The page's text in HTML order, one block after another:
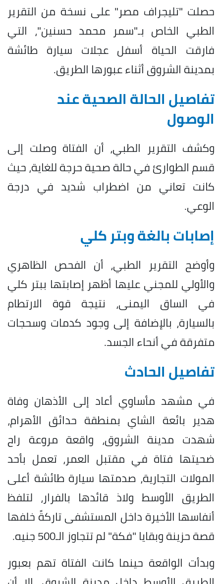
حصلت "تليجراف مصر" على نسخة من التقرير
الطبي الخاص بـ"سمر محمد حسنين"، التي
فارقت الحياة أسفل عجلات سيارة طائشة
بمدينة الشروق أثناء عبورها الطريق.
تفاصيل الحالة الصحية عند
الوصول
وكشف التقرير الطبي، أن الفتاة وصلت إلى
قسم الطوارئ في حالة صحية حرجة للغاية، حيث
كانت تعاني من اضطراب شديد في درجة
الوعي.
إصابات بالغة وبتر كلي
وأوضح التقرير الطبي، أن الفحص الظاهري
والأولي للمجني عليها أظهر إصابتها ببتر كلي
في الساق اليمنى، نتيجة قوة الارتطام
بالسيارة، بالإضافة إلى وجود كدمات وسحجات
متفرقة في أنحاء الجسد.
تفاصيل الحادث
في مشهد مأساوي أعاد إلى الأذهان وفاة
هدير بائعة الشاي بمنطقة حدائق الأهرام،
شهدت مدينة الشروق، واقعة مروعة راح
ضحيتها فتاة في مقتبل العمر، تعمل بأحد
المولات التجارية، صدمتها سيارة طائشة أعلى
الطريق الأوسط ولاذ قائدها بالفرار، لتلفظ
أنفاسها الأخيرة داخل المستشفى تاركةً خلفها
قصة حزينة وبقايا "فكة" لم تتجاوز الـ500 جنيه.
وبدأت الواقعة حينما كانت الفتاة تهم بعبور